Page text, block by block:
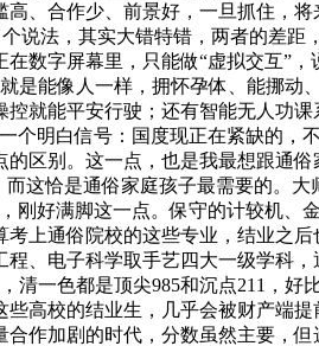
、合作少、前景好，一旦抓住，
说法，其实大错特错，两者的差
数字屏幕里，只能做“虚拟交互”
是能像人一样，拥怀孕体、能挪
就能平安行驶；还有智能无人功
个明白信号：国度现正在紧缺的
区别。这一点，也是我最想跟通
这恰是通俗家庭孩子最需要的。
刚好满脚这一点。保守的计较机
上通俗院校的这些专业，结业之
、电子科学取手艺四大一级学科
清一色都是顶尖985和沉点211，
高校的结业生，几乎会被财产端
作加剧的时代，分数虽然主要，